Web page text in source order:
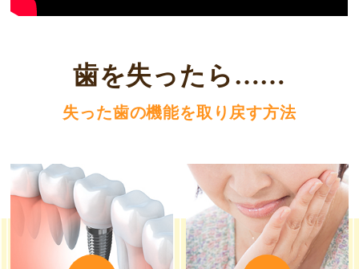
歯を失ったら……
失った歯の機能を取り戻す方法